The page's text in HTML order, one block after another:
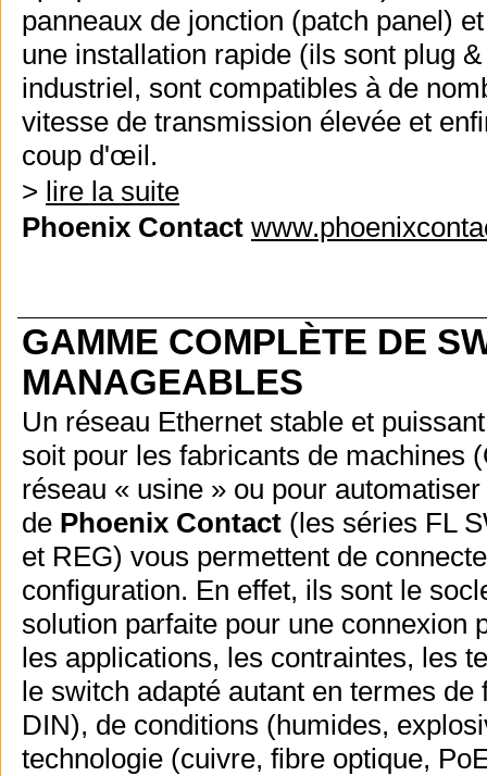
panneaux de jonction (patch panel)
une installation rapide (ils sont plug
industriel, sont compatibles à de
vitesse de transmission élevée et
coup d'œil.
> lire la suite
Phoenix Contact
GAMME COMPLÈTE DE
MANAGEABLES
Un réseau Ethernet stable et
soit pour les fabricants de machines
réseau « usine » ou pour
de Phoenix Contact (les séries FL
et REG) vous permettent de
configuration. En effet, ils sont le
solution parfaite pour une connexion
les applications, les contraintes, les
le switch adapté autant en termes
DIN), de conditions (humides,
technologie (cuivre, fibre optique,